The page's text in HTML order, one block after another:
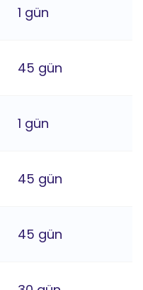
1 gün
45 gün
1 gün
45 gün
45 gün